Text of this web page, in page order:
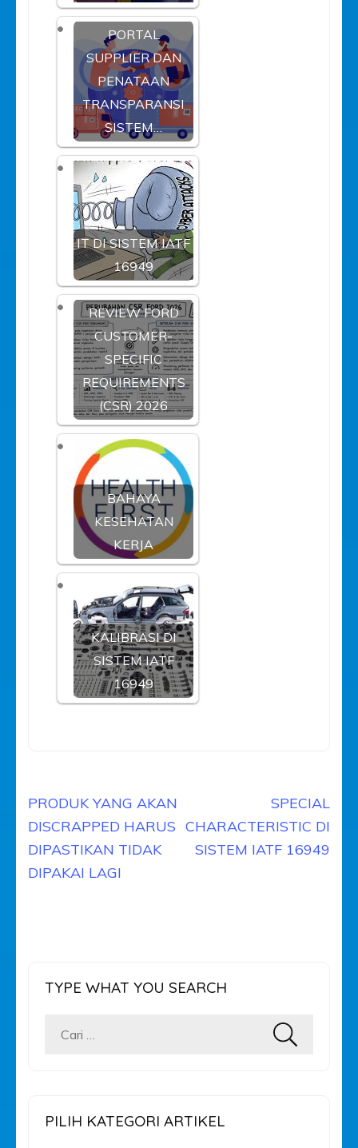
PORTAL
SUPPLIER DAN
PENATAAN
TRANSPARANSI
SISTEM…
IT DI SISTEM IATF
16949
REVIEW FORD
CUSTOMER-
SPECIFIC
REQUIREMENTS
(CSR) 2026
BAHAYA
KESEHATAN
KERJA
KALIBRASI DI
SISTEM IATF
16949
Navigasi
pos
PRODUK YANG AKAN
DISCRAPPED HARUS
DIPASTIKAN TIDAK
DIPAKAI LAGI
SPECIAL
CHARACTERISTIC DI
SISTEM IATF 16949
TYPE WHAT YOU SEARCH
Cari
PILIH KATEGORI ARTIKEL